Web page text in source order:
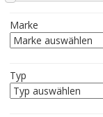
Marke
Typ